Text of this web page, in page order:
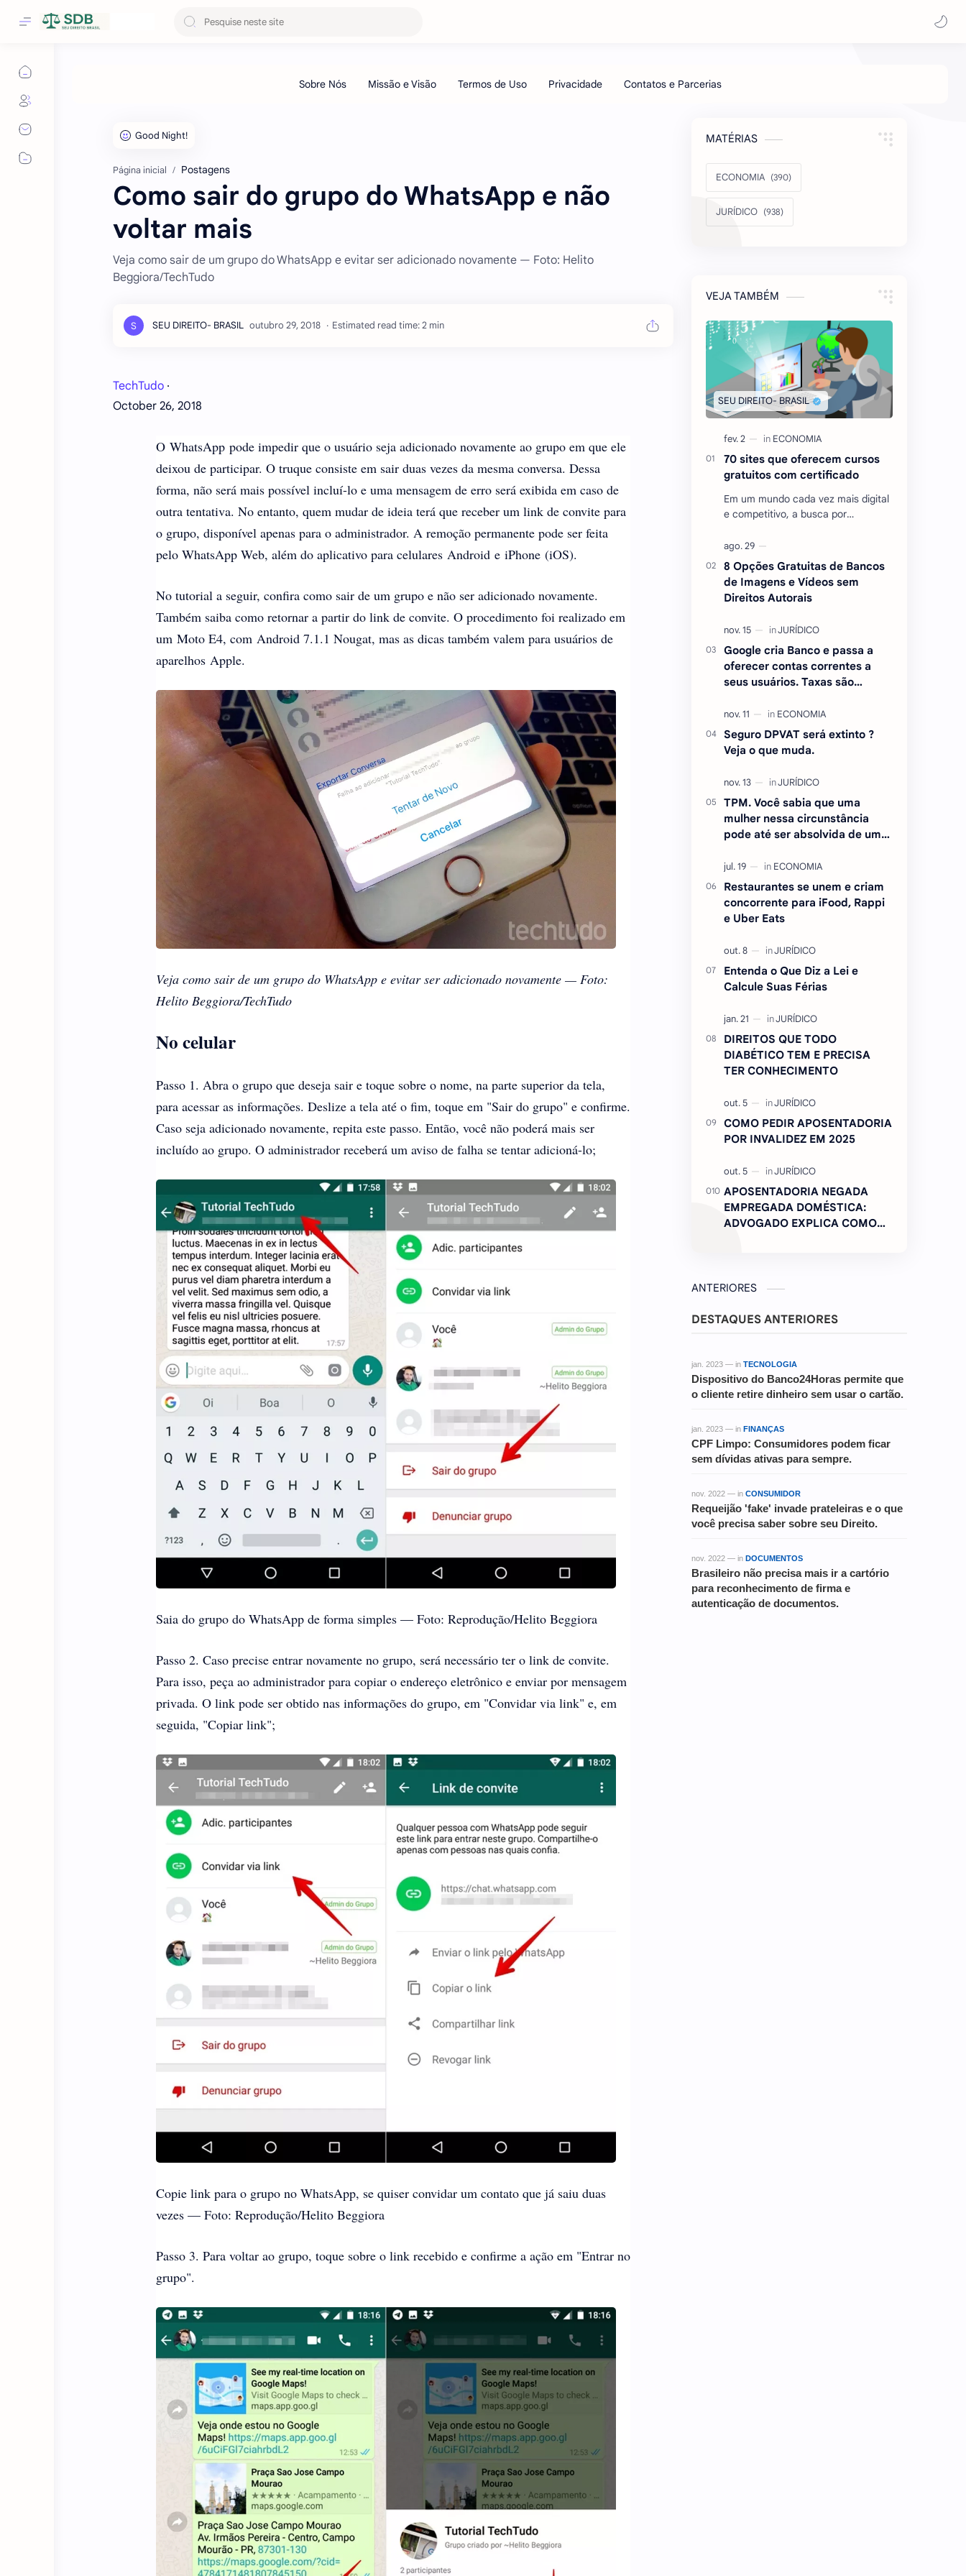
Página inicial Postagens
Como sair do grupo do WhatsApp e não
voltar mais
Veja como sair de um grupo do WhatsApp e evitar ser adicionado novamente — Foto: Helito
Beggiora/TechTudo
Estimated read time: 2 min
TechTudo ·
October 26, 2018
O WhatsApp pode impedir que o usuário seja adicionado novamente ao grupo em que ele
deixou de participar. O truque consiste em sair duas vezes da mesma conversa. Dessa
forma, não será mais possível incluí-lo e uma mensagem de erro será exibida em caso de
outra tentativa. No entanto, quem mudar de ideia terá que receber um link de convite para
o grupo, disponível apenas para o administrador. A remoção permanente pode ser feita
pelo WhatsApp Web, além do aplicativo para celulares Android e iPhone (iOS).
No tutorial a seguir, confira como sair de um grupo e não ser adicionado novamente.
Também saiba como retornar a partir do link de convite. O procedimento foi realizado em
um Moto E4, com Android 7.1.1 Nougat, mas as dicas também valem para usuários de
aparelhos Apple.
Veja como sair de um grupo do WhatsApp e evitar ser adicionado novamente — Foto:
Helito Beggiora/TechTudo
No celular
Passo 1. Abra o grupo que deseja sair e toque sobre o nome, na parte superior da tela,
para acessar as informações. Deslize a tela até o fim, toque em "Sair do grupo" e confirme.
Caso seja adicionado novamente, repita este passo. Então, você não poderá mais ser
incluído ao grupo. O administrador receberá um aviso de falha se tentar adicioná-lo;
Saia do grupo do WhatsApp de forma simples — Foto: Reprodução/Helito Beggiora
Passo 2. Caso precise entrar novamente no grupo, será necessário ter o link de convite.
Para isso, peça ao administrador para copiar o endereço eletrônico e enviar por mensagem
privada. O link pode ser obtido nas informações do grupo, em "Convidar via link" e, em
seguida, "Copiar link";
Copie link para o grupo no WhatsApp, se quiser convidar um contato que já saiu duas
vezes — Foto: Reprodução/Helito Beggiora
Passo 3. Para voltar ao grupo, toque sobre o link recebido e confirme a ação em "Entrar no
grupo".
MATÉRIAS
ECONOMIA
JURÍDICO
VEJA TAMBÉM
70 sites que oferecem cursos
gratuitos com certificado
Em um mundo cada vez mais digital
e competitivo, a busca por
tornou-se essencial para quem
deseja se destacar no mercado …
8 Opções Gratuitas de Bancos
de Imagens e Vídeos sem
Direitos Autorais
Google cria Banco e passa a
oferecer contas correntes a
seus usuários. Taxas são
Seguro DPVAT será extinto ?
Veja o que muda.
TPM. Você sabia que uma
mulher nessa circunstância
pode até ser absolvida de um
Restaurantes se unem e criam
concorrente para iFood, Rappi
e Uber Eats
Entenda o Que Diz a Lei e
Calcule Suas Férias
DIREITOS QUE TODO
DIABÉTICO TEM E PRECISA
TER CONHECIMENTO
COMO PEDIR APOSENTADORIA
POR INVALIDEZ EM 2025
APOSENTADORIA NEGADA
EMPREGADA DOMÉSTICA:
ADVOGADO EXPLICA COMO
ANTERIORES
DESTAQUES ANTERIORES
jan. 2023 — in TECNOLOGIA
Dispositivo do Banco24Horas permite que
o cliente retire dinheiro sem usar o cartão.
jan. 2023 — in FINANÇAS
CPF Limpo: Consumidores podem ficar
sem dívidas ativas para sempre.
nov. 2022 — in CONSUMIDOR
Requeijão 'fake' invade prateleiras e o que
você precisa saber sobre seu Direito.
nov. 2022 — in DOCUMENTOS
Brasileiro não precisa mais ir a cartório
para reconhecimento de firma e
autenticação de documentos.